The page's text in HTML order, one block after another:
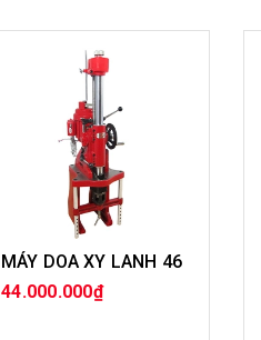
MÁY DOA XY LANH 46
44.000.000₫
MUA HÀNG